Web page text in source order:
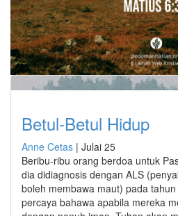
Betul-Betul Hidup
Anne Cetas | Julai 25
Beribu-ribu orang berdoa untuk
dia didiagnosis dengan ALS
boleh membawa maut) pada
percaya bahawa apabila mereka